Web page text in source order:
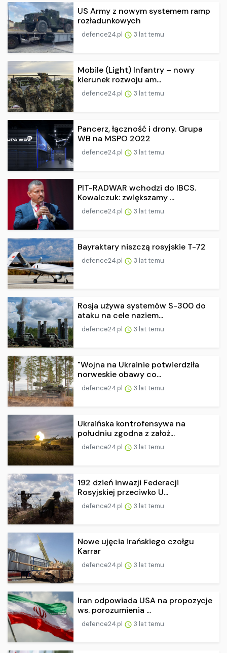
US Army z nowym systemem ramp
rozładunkowych
defence24.pl 3 lat temu
Mobile (Light) Infantry – nowy
kierunek rozwoju am...
defence24.pl 3 lat temu
Pancerz, łączność i drony. Grupa
WB na MSPO 2022
defence24.pl 3 lat temu
PIT-RADWAR wchodzi do IBCS.
Kowalczuk: zwiększamy ...
defence24.pl 3 lat temu
Bayraktary niszczą rosyjskie T-72
defence24.pl 3 lat temu
Rosja używa systemów S-300 do
ataku na cele naziem...
defence24.pl 3 lat temu
"Wojna na Ukrainie potwierdziła
norweskie obawy co...
defence24.pl 3 lat temu
Ukraińska kontrofensywa na
południu zgodna z założ...
defence24.pl 3 lat temu
192 dzień inwazji Federacji
Rosyjskiej przeciwko U...
defence24.pl 3 lat temu
Nowe ujęcia irańskiego czołgu
Karrar
defence24.pl 3 lat temu
Iran odpowiada USA na propozycje
ws. porozumienia ...
defence24.pl 3 lat temu